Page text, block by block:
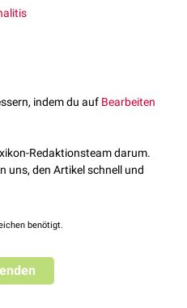
indem du auf Bearbeiten
Redaktionsteam darum.
uns, den Artikel schnell und
benötigt.